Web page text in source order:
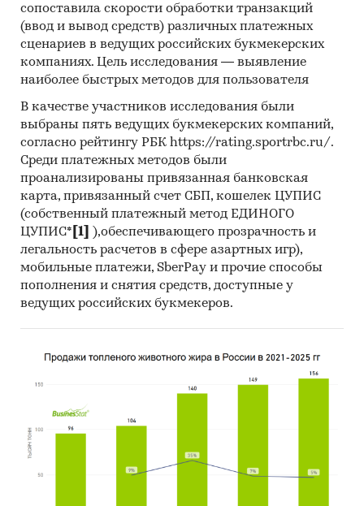
сопоставила скорости обработки транзакций
(ввод и вывод средств) различных платежных
сценариев в ведущих российских букмекерских
компаниях. Цель исследования — выявление
наиболее быстрых методов для пользователя
В качестве участников исследования были
выбраны пять ведущих букмекерских компаний,
согласно рейтингу РБК https://rating.sportrbc.ru/.
Среди платежных методов были
проанализированы привязанная банковская
карта, привязанный счет СБП, кошелек ЦУПИС
(собственный платежный метод ЕДИНОГО
ЦУПИС* [1]
),обеспечивающего прозрачность и
легальность расчетов в сфере азартных игр),
мобильные платежи, SberPay и прочие способы
пополнения и снятия средств, доступные у
ведущих российских букмекеров.